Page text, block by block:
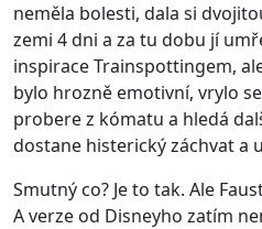
neměla bolesti, dala si
zemi 4 dni a za tu dobu jí
inspirace Trainspottingem,
bylo hrozně emotivní, vrylo
probere z kómatu a hledá
dostane histerický záchvat a
Smutný co? Je to tak. Ale
A verze od Disneyho zatím